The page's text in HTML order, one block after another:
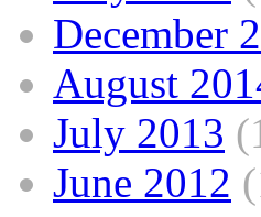
December
August
July 2013
June 2012